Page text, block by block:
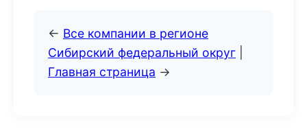
← Все компании в регионе
Сибирский федеральный округ
Главная страница →